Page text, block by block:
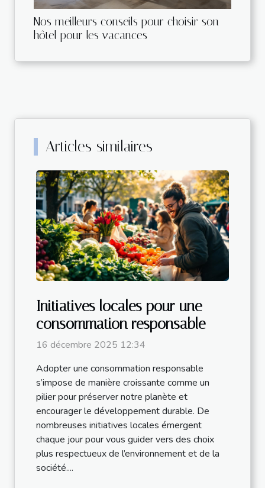
Nos meilleurs conseils pour choisir son
hôtel pour les vacances
Articles similaires
Initiatives locales pour une
consommation responsable
16 décembre 2025 12:34
Adopter une consommation responsable
s’impose de manière croissante comme un
pilier pour préserver notre planète et
encourager le développement durable. De
nombreuses initiatives locales émergent
chaque jour pour vous guider vers des choix
plus respectueux de l’environnement et de la
société....